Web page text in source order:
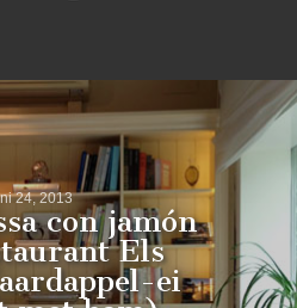
24, 2013
con jamón
Els
ei